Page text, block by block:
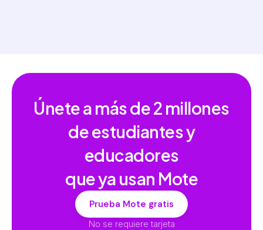
Únete a más de2 millones
de estudiantes y
educadores
que ya usan Mote
Prueba Mote gratis
No se requiere tarjeta